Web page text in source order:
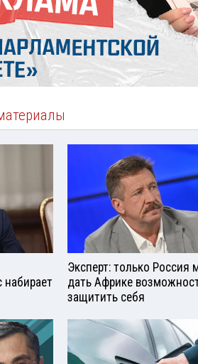
набирает
Эксперт: только Россия
дать Африке
защитить себя